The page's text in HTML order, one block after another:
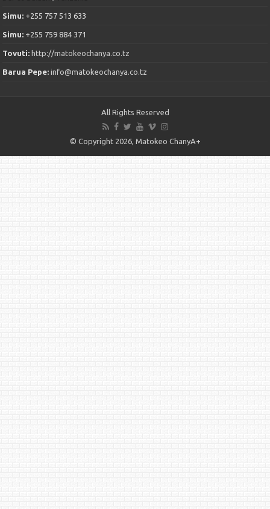
Simu: +255 757 513 633
Simu: +255 759 884 371
Tovuti: http://matokeochanya.co.tz
Barua Pepe:info@matokeochanya.co.tz
All Rights Reserved
© Copyright 2026, Matokeo ChanyA+